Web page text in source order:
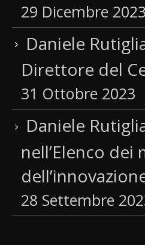
29 Dicembre 2023
Daniele
Direttore del
31 Ottobre 2023
Daniele
nell’Elenco dei
28 Settembre